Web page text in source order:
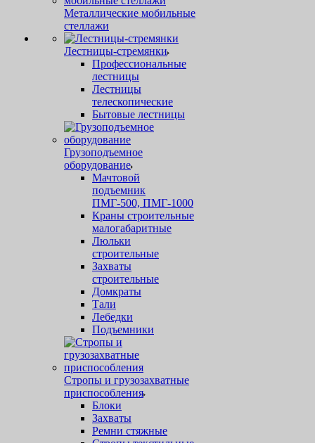
Металлические мобильные
стеллажи
Лестницы-стремянки
Профессиональные
лестницы
Лестницы
телескопические
Бытовые лестницы
Грузоподъемное
оборудование
Мачтовой
подъемник
ПМГ-500, ПМГ-1000
Краны строительные
малогабаритные
Люльки
строительные
Захваты
строительные
Домкраты
Тали
Лебедки
Подъемники
Стропы и грузозахватные
приспособления
Блоки
Захваты
Ремни стяжные